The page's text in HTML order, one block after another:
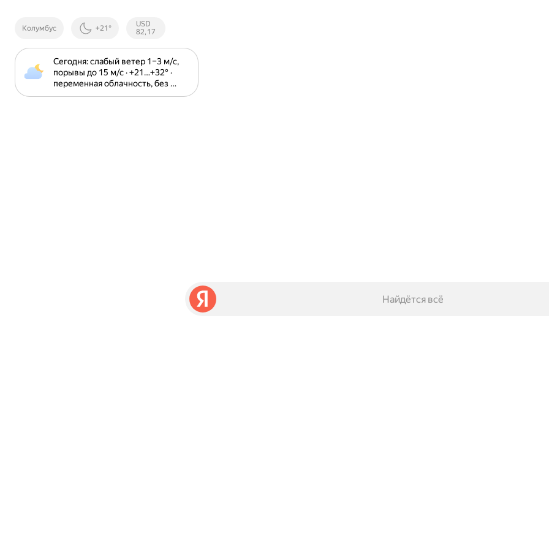
Колумбус +21°
Курсы ЦБ
РФ
USD
82,17
Сегодня: слабый ветер 1⁠–⁠3 м⁠/⁠с,
порывы до 15 м⁠/⁠с · +21⁠…⁠+32⁠° ·
переменная облачность, без
осадков